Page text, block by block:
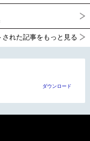
された記事をもっと見る
ダウンロード